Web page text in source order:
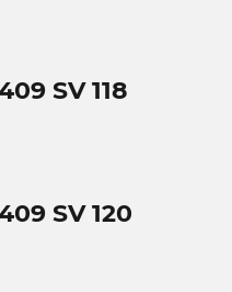
SV 118
SV 120